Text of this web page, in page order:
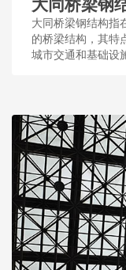
大同桥梁钢结构指
的桥梁结构，其特
城市交通和基础设